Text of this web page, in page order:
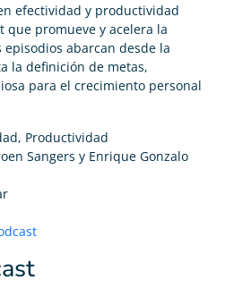
efectividad y productividad
que promueve y acelera la
abarcan desde la
la definición de metas,
para el crecimiento personal
Productividad
Sangers y Enrique Gonzalo